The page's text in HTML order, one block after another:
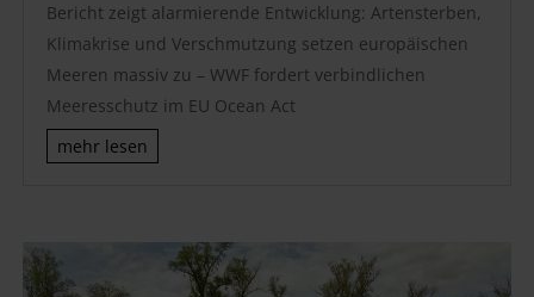
Bericht zeigt alarmierende Entwicklung: Artensterben,
Klimakrise und Verschmutzung setzen europäischen
Meeren massiv zu – WWF fordert verbindlichen
Meeresschutz im EU Ocean Act
mehr lesen